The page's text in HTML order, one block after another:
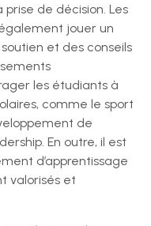
de décision. Les
jouer un
et des conseils
les étudiants à
comme le sport
de
En outre, il est
d’apprentissage
valorisés et